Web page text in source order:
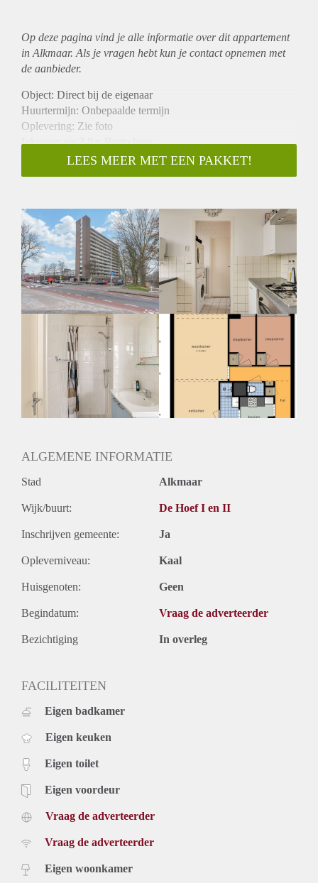
Op deze pagina vind je alle informatie over ditappartement
in Alkmaar. Als je vragen hebt kun je contact opnemen met
de aanbieder.
Object: Direct bij de eigenaar
Huurtermijn: Onbepaalde termijn
Oplevering: Zie foto
Inkomen eis:3,0 x Bruto huur
Garantiestelling mogelijk: Ja
Borg: 1 Maand
Huisdieren toegestaan: Afhankelijk van de Eigenaar
Huurtoeslag grens: Nee
Geschikt voor studenten: Afhankelijk van de Eigenaar
LEES MEER MET EEN PAKKET!
ALGEMENE INFORMATIE
Stad Alkmaar
Wijk/buurt: De Hoef I en II
Inschrijven gemeente: Ja
Opleverniveau: Kaal
Huisgenoten: Geen
Begindatum: Vraag de adverteerder
Bezichtiging In overleg
FACILITEITEN
Eigen badkamer
Eigen keuken
Eigen toilet
Eigen voordeur
Vraag de adverteerder
Vraag de adverteerder
Eigen woonkamer